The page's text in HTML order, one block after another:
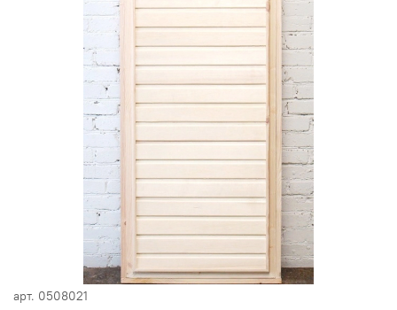
арт. 0508021